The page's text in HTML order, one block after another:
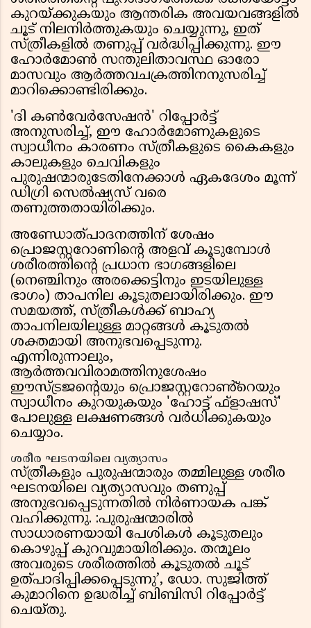
കുറയ്ക്കുകയും ആന്തരിക അവയവങ്ങളിൽ
ചൂട് നിലനിർത്തുകയും ചെയ്യുന്നു, ഇത്
സ്ത്രീകളിൽ തണുപ്പ് വർദ്ധിപ്പിക്കുന്നു. ഈ
ഹോർമോൺ സന്തുലിതാവസ്ഥ ഓരോ
മാസവും ആർത്തവചക്രത്തിനനുസരിച്ച്
മാറിക്കൊണ്ടിരിക്കും.
'ദി കൺവേർസേഷൻ' റിപ്പോർട്ട്
അനുസരിച്ച്, ഈ ഹോർമോണുകളുടെ
സ്വാധീനം കാരണം സ്ത്രീകളുടെ കൈകളും
കാലുകളും ചെവികളും
പുരുഷന്മാരുടേതിനേക്കാൾ ഏകദേശം മൂന്ന്
ഡിഗ്രി സെൽഷ്യസ് വരെ
തണുത്തതായിരിക്കും.
അണ്ഡോത്പാദനത്തിന് ശേഷം
പ്രൊജസ്റ്ററോണിൻ്റെ അളവ് കൂടുമ്പോൾ
ശരീരത്തിൻ്റെ പ്രധാന ഭാഗങ്ങളിലെ
(നെഞ്ചിനും അരക്കെട്ടിനും ഇടയിലുള്ള
ഭാഗം) താപനില കൂടുതലായിരിക്കും. ഈ
സമയത്ത്, സ്ത്രീകൾക്ക് ബാഹ്യ
താപനിലയിലുള്ള മാറ്റങ്ങൾ കൂടുതൽ
ശക്തമായി അനുഭവപ്പെടുന്നു.
എന്നിരുന്നാലും,
ആർത്തവവിരാമത്തിനുശേഷം
ഈസ്ട്രജൻ്റെയും പ്രൊജസ്റ്ററോൺ്റെയും
സ്വാധീനം കുറയുകയും 'ഹോട്ട് ഫ്‌ളാഷസ്'
പോലുള്ള ലക്ഷണങ്ങൾ വർധിക്കുകയും
ചെയ്യാം.
ശരീര ഘടനയിലെ വ്യത്യാസം
സ്ത്രീകളും പുരുഷന്മാരും തമ്മിലുള്ള ശരീര
ഘടനയിലെ വ്യത്യാസവും തണുപ്പ്
അനുഭവപ്പെടുന്നതിൽ നിർണായക പങ്ക്
വഹിക്കുന്നു. :പുരുഷന്മാരിൽ
സാധാരണയായി പേശികൾ കൂടുതലും
കൊഴുപ്പ് കുറവുമായിരിക്കും. തന്മൂലം
അവരുടെ ശരീരത്തിൽ കൂടുതൽ ചൂട്
ഉത്പാദിപ്പിക്കപ്പെടുന്നു’, ഡോ. സുജിത്ത്
കുമാറിനെ ഉദ്ധരിച്ച് ബിബിസി റിപ്പോർട്ട്‌
ചെയ്തു.